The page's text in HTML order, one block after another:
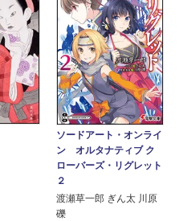
ソードアート・オンライ
ン オルタナティブ ク
ローバーズ・リグレット
２
渡瀬草一郎 ぎん太 川原
礫